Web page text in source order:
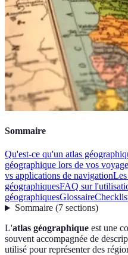
Sommaire
Qu'est-ce qu'un atlas
géographique lors de vos
vs applications de navigation
géographiquesFAQ sur
géographiquesGlossaire
Sommaire(7 sections)
L'atlas géographique est une
souvent accompagnée de
utilisé pour représenter des